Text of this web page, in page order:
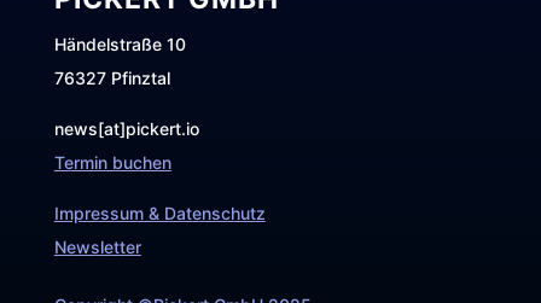
Händelstraße 10
76327 Pfinztal
news[at]pickert.io
Termin buchen
Impressum & Datenschutz
Newsletter